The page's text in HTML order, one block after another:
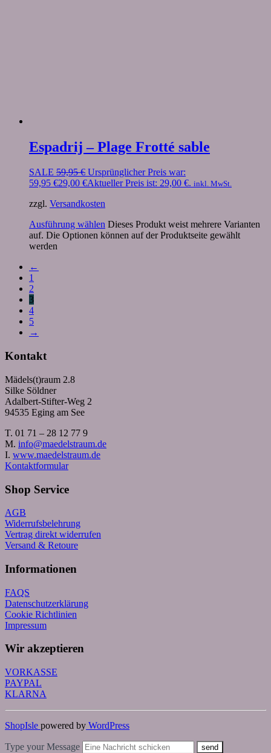
Espadrij – Plage Frotté sable
SALE 59,95€ Ursprünglicher Preis war:
59,95 €29,00 €Aktueller Preis ist: 29,00 €. inkl. MwSt.
zzgl. Versandkosten
Ausführung wählen Dieses Produkt weist mehrere Varianten
auf. Die Optionen können auf der Produktseite gewählt
werden
←
1
2
3
4
5
→
Kontakt
Mädels(t)raum 2.8
Silke Söldner
Adalbert-Stifter-Weg 2
94535 Eging am See
T. 01 71 – 28 12 77 9
M. info@maedelstraum.de
I. www.maedelstraum.de
Kontaktformular
Shop Service
AGB
Widerrufsbelehrung
Vertrag direkt widerrufen
Versand & Retoure
Informationen
FAQS
Datenschutzerklärung
Cookie Richtlinien
Impressum
Wir akzeptieren
VORKASSE
PAYPAL
KLARNA
ShopIsle powered by WordPress
Type your Message send